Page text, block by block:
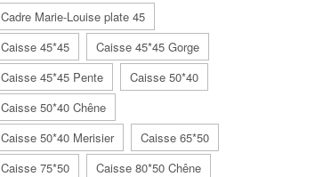
Cadre Marie-Louise plate 45
Caisse 45*45
Caisse 45*45 Gorge
Caisse 45*45 Pente
Caisse 50*40
Caisse 50*40 Chêne
Caisse 50*40 Merisier
Caisse 65*50
Caisse 75*50
Caisse 80*50 Chêne